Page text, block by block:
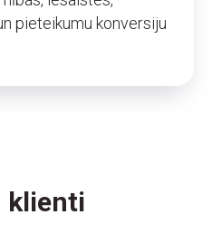
pieteikumu konversiju
klienti